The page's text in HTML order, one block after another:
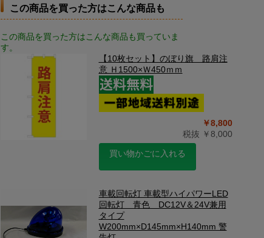
この商品を買った方はこんな商品も
この商品を買った方はこんな商品も買っていま
す。
【10枚セット】のぼり旗 路肩注
意 Ｈ1500×Ｗ450ｍｍ
￥8,800
税抜 ￥8,000
買い物かごに入れる
車載回転灯 車載型ハイパワーLED
回転灯 青色 DC12V＆24V兼用
タイプ
W200mm×D145mm×H140mm 警